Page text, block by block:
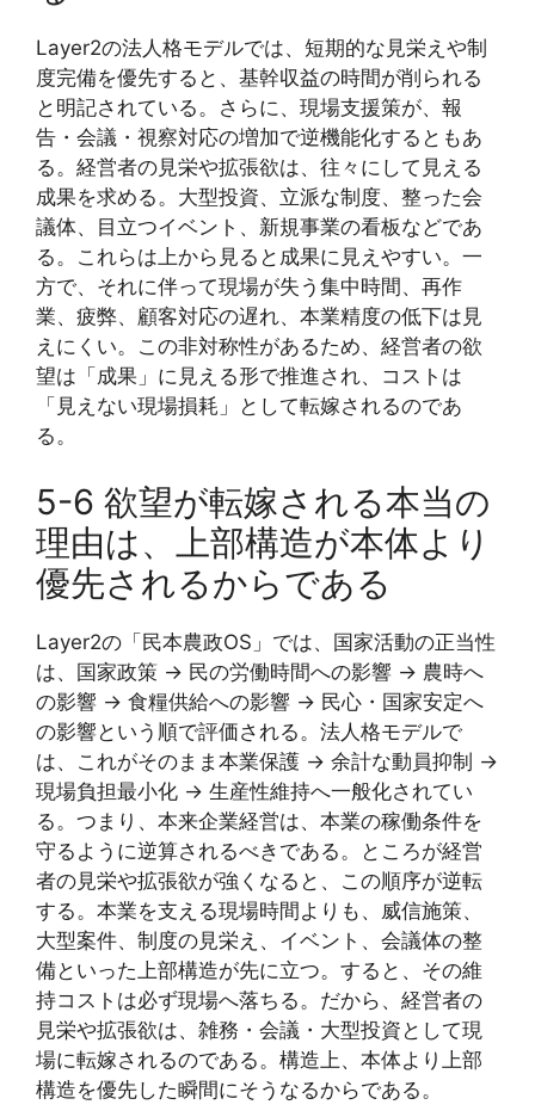
Layer2の法人格モデルでは、短期的な見栄えや制
度完備を優先すると、基幹収益の時間が削られる
と明記されている。さらに、現場支援策が、報
告・会議・視察対応の増加で逆機能化するともあ
る。経営者の見栄や拡張欲は、往々にして見える
成果を求める。大型投資、立派な制度、整った会
議体、目立つイベント、新規事業の看板などであ
る。これらは上から見ると成果に見えやすい。一
方で、それに伴って現場が失う集中時間、再作
業、疲弊、顧客対応の遅れ、本業精度の低下は見
えにくい。この非対称性があるため、経営者の欲
望は「成果」に見える形で推進され、コストは
「見えない現場損耗」として転嫁されるのであ
る。
5-6 欲望が転嫁される本当の
理由は、上部構造が本体より
優先されるからである
Layer2の「民本農政OS」では、国家活動の正当性
は、国家政策 → 民の労働時間への影響 → 農時へ
の影響 → 食糧供給への影響 → 民心・国家安定へ
の影響という順で評価される。法人格モデルで
は、これがそのまま本業保護 → 余計な動員抑制 →
現場負担最小化 → 生産性維持へ一般化されてい
る。つまり、本来企業経営は、本業の稼働条件を
守るように逆算されるべきである。ところが経営
者の見栄や拡張欲が強くなると、この順序が逆転
する。本業を支える現場時間よりも、威信施策、
大型案件、制度の見栄え、イベント、会議体の整
備といった上部構造が先に立つ。すると、その維
持コストは必ず現場へ落ちる。だから、経営者の
見栄や拡張欲は、雑務・会議・大型投資として現
場に転嫁されるのである。構造上、本体より上部
構造を優先した瞬間にそうなるからである。